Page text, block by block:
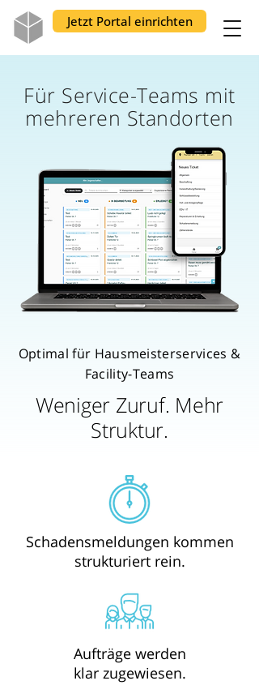
Jetzt Portal einrichten
Für Service-Teams mit
mehreren Standorten
Optimal für Hausmeisterservices &
Facility-Teams
Weniger Zuruf. Mehr
Struktur.
Schadensmeldungen kommen
strukturiert rein.
Aufträge werden
klar zugewiesen.